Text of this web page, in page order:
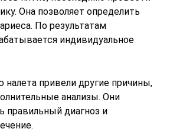
Она позволяет определить
По результатам
индивидуальное
налета привели другие причины,
анализы. Они
правильный диагноз и